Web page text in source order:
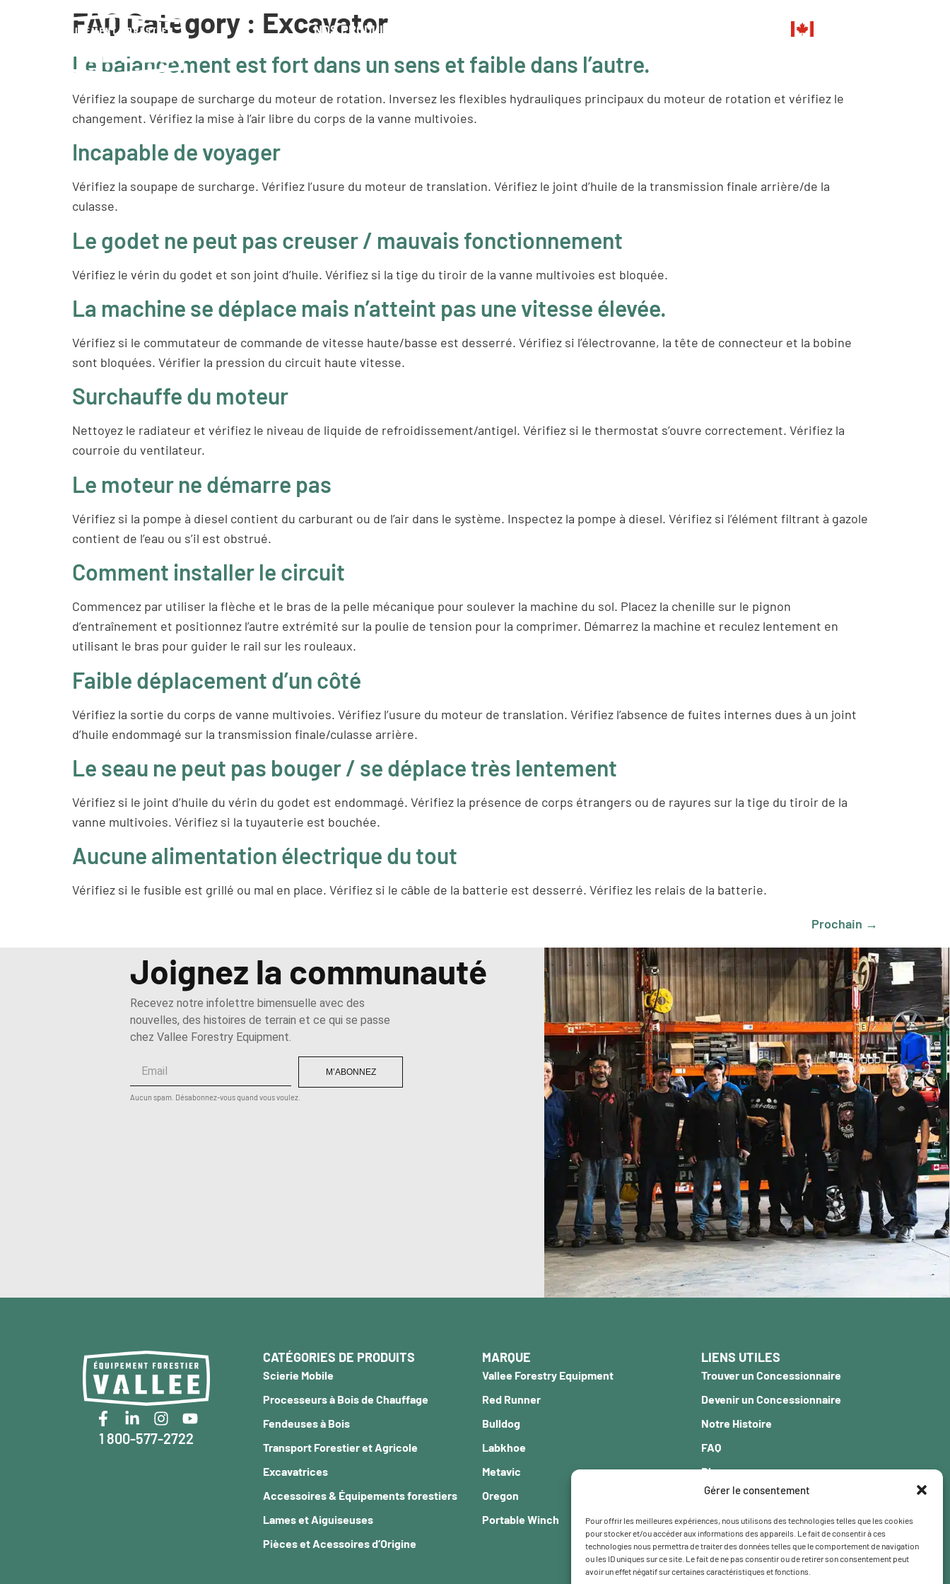
Gérer le consentement
Pour offrir les meilleures expériences, nous utilisons des technologies telles que les cookies
pour stocker et/ou accéder aux informations des appareils. Le fait de consentir à ces
technologies nous permettra de traiter des données telles que le comportement de navigation
ou les ID uniques sur ce site. Le fait de ne pas consentir ou de retirer son consentement peut
avoir un effet négatif sur certaines caractéristiques et fonctions.
NOS PRODUITS
FAQ Category : Excavator
Le balancement est fort dans un sens et faible dans l’autre.
Vérifiez la soupape de surcharge du moteur de rotation. Inversez les flexibles hydrauliques principaux du moteur de rotation et vérifiez le
changement. Vérifiez la mise à l’air libre du corps de la vanne multivoies.
Incapable de voyager
Vérifiez la soupape de surcharge. Vérifiez l’usure du moteur de translation. Vérifiez le joint d’huile de la transmission finale arrière/de la
culasse.
Le godet ne peut pas creuser / mauvais fonctionnement
Vérifiez le vérin du godet et son joint d’huile. Vérifiez si la tige du tiroir de la vanne multivoies est bloquée.
La machine se déplace mais n’atteint pas une vitesse élevée.
Vérifiez si le commutateur de commande de vitesse haute/basse est desserré. Vérifiez si l’électrovanne, la tête de connecteur et la bobine
sont bloquées. Vérifier la pression du circuit haute vitesse.
Surchauffe du moteur
Nettoyez le radiateur et vérifiez le niveau de liquide de refroidissement/antigel. Vérifiez si le thermostat s’ouvre correctement. Vérifiez la
courroie du ventilateur.
Le moteur ne démarre pas
Vérifiez si la pompe à diesel contient du carburant ou de l’air dans le système. Inspectez la pompe à diesel. Vérifiez si l’élément filtrant à gazole
contient de l’eau ou s’il est obstrué.
Comment installer le circuit
Commencez par utiliser la flèche et le bras de la pelle mécanique pour soulever la machine du sol. Placez la chenille sur le pignon
d’entraînement et positionnez l’autre extrémité sur la poulie de tension pour la comprimer. Démarrez la machine et reculez lentement en
utilisant le bras pour guider le rail sur les rouleaux.
Faible déplacement d’un côté
Vérifiez la sortie du corps de vanne multivoies. Vérifiez l’usure du moteur de translation. Vérifiez l’absence de fuites internes dues à un joint
d’huile endommagé sur la transmission finale/culasse arrière.
Le seau ne peut pas bouger / se déplace très lentement
Vérifiez si le joint d’huile du vérin du godet est endommagé. Vérifiez la présence de corps étrangers ou de rayures sur la tige du tiroir de la
vanne multivoies. Vérifiez si la tuyauterie est bouchée.
Aucune alimentation électrique du tout
Vérifiez si le fusible est grillé ou mal en place. Vérifiez si le câble de la batterie est desserré. Vérifiez les relais de la batterie.
Prochain →
Joignez la communauté
Recevez notre infolettre bimensuelle avec des
nouvelles, des histoires de terrain et ce qui se passe
chez Vallee Forestry Equipment.
M’ABONNEZ
Aucun spam. Désabonnez-vous quand vous voulez.
1 800-577-2722
CATÉGORIES DE PRODUITS
Scierie Mobile
Processeurs à Bois de Chauffage
Fendeuses à Bois
Transport Forestier et Agricole
Excavatrices
Accessoires & Équipements forestiers
Lames et Aiguiseuses
Pièces et Acessoires d’Origine
MARQUE
Vallee Forestry Equipment
Red Runner
Bulldog
Labkhoe
Metavic
Oregon
Portable Winch
LIENS UTILES
Trouver un Concessionnaire
Devenir un Concessionnaire
Notre Histoire
FAQ
Blogue
Garantie
Carrière
Contact